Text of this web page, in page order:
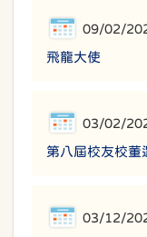
09/02/
飛龍大使
03/02/
第八屆校友校董
03/12/